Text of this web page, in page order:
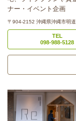
ナー・イベント企画
〒904-2152 沖縄県沖縄市明道
TEL
098-988-5128